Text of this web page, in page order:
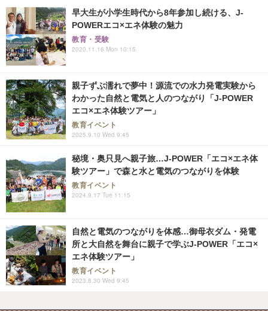
早大生が小学生時代から8年参加し続ける、J-
POWERエコ×エネ体験の魅力
教育・受験
2020.11.16 Mon 10:15
親子ずぶ濡れで夢中！源流での水力発電実験から
わかった自然と電気と人のつながり「J-POWER
エコ×エネ体験ツアー」
教育イベント
2025.9.10 Wed 9:45
秘境・奥只見へ親子旅…J-POWER「エコ×エネ体
験ツアー」で森と水と電気のつながりを体験
教育イベント
2024.9.17 Tue 11:15
自然と電気のつながりを体感…御母衣ダム・発電
所と大自然を舞台に親子で学ぶJ-POWER「エコ×
エネ体験ツアー」
教育イベント
2023.8.30 Wed 9:45